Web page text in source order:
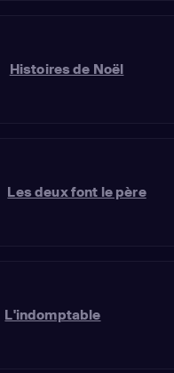
Histoires de Noël
Les deux font le père
L'indomptable